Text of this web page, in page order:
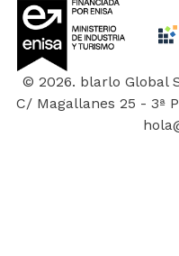
© 2026. blarlo Global
C/ Magallanes 25 - 3ª